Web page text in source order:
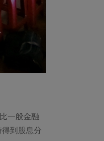
一般金融
到股息分